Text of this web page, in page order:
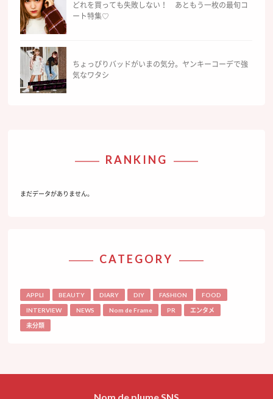
どれを買っても失敗しない！ あともう一枚の最旬コ
ート特集♡
ちょっぴりバッドがいまの気分。ヤンキーコーデで強
気なワタシ
RANKING
まだデータがありません。
CATEGORY
APPLI BEAUTY DIARY DIY FASHION FOOD
INTERVIEW NEWS Nom de Frame PR エンタメ
未分類